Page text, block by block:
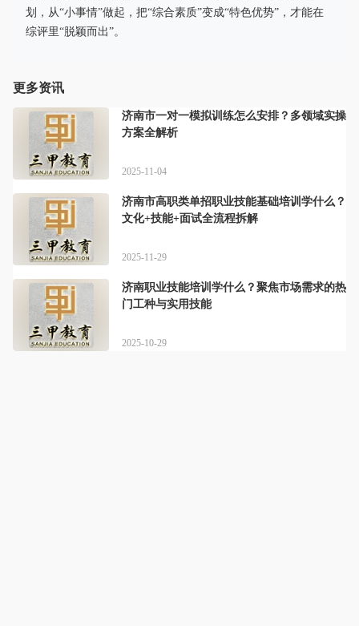
划，从“小事情”做起，把“综合素质”变成“特色优势”，才能在
综评里“脱颖而出”。
更多资讯
济南市一对一模拟训练怎么安排？多领域实操
方案全解析
2025-11-04
济南市高职类单招职业技能基础培训学什么？
文化+技能+面试全流程拆解
2025-11-29
济南职业技能培训学什么？聚焦市场需求的热
门工种与实用技能
2025-10-29